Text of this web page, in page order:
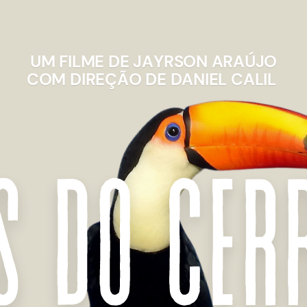
UM FILME DE JAYRSON ARAÚJO
COM DIREÇÃO DE DANIEL CALIL
do